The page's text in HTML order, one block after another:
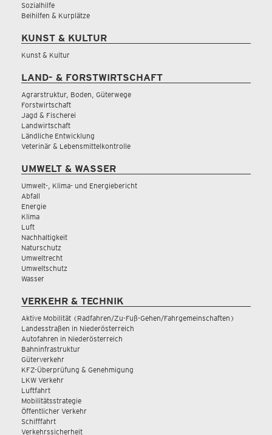
Sozialhilfe
Beihilfen & Kurplätze
KUNST & KULTUR
Kunst & Kultur
LAND- & FORSTWIRTSCHAFT
Agrarstruktur, Boden, Güterwege
Forstwirtschaft
Jagd & Fischerei
Landwirtschaft
Ländliche Entwicklung
Veterinär & Lebensmittelkontrolle
UMWELT & WASSER
Umwelt-, Klima- und Energiebericht
Abfall
Energie
Klima
Luft
Nachhaltigkeit
Naturschutz
Umweltrecht
Umweltschutz
Wasser
VERKEHR & TECHNIK
Aktive Mobilität (Radfahren/Zu-Fuß-Gehen/Fahrgemeinschaften)
Landesstraßen in Niederösterreich
Autofahren in Niederösterreich
Bahninfrastruktur
Güterverkehr
KFZ-Überprüfung & Genehmigung
LKW Verkehr
Luftfahrt
Mobilitätsstrategie
Öffentlicher Verkehr
Schifffahrt
Verkehrssicherheit